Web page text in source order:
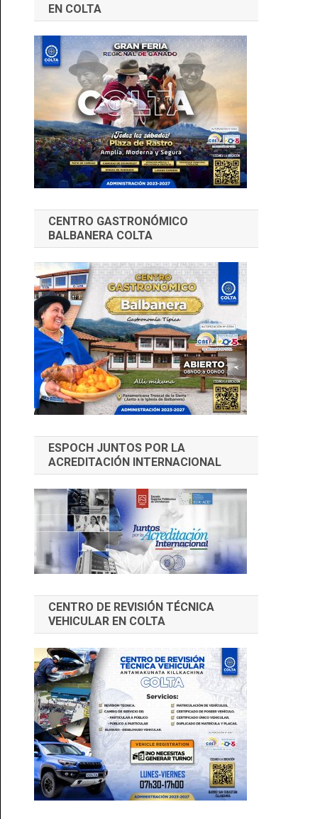
EN COLTA
CENTRO GASTRONÓMICO
BALBANERA COLTA
ESPOCH JUNTOS POR LA
ACREDITACIÓN INTERNACIONAL
CENTRO DE REVISIÓN TÉCNICA
VEHICULAR EN COLTA